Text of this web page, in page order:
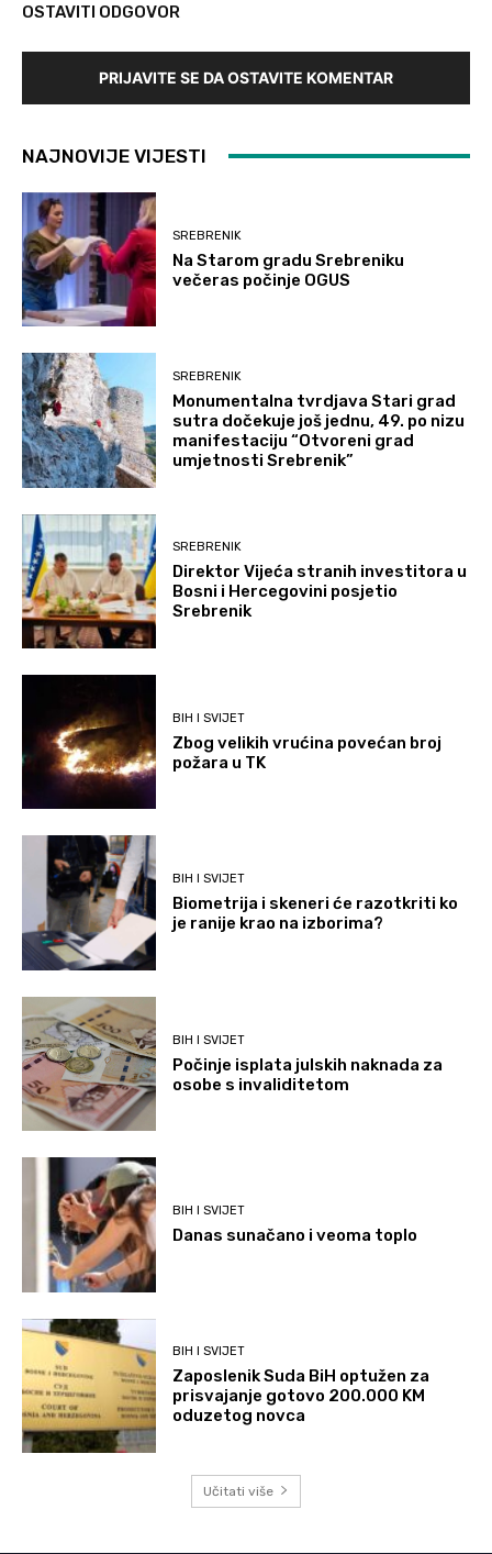
OSTAVITI ODGOVOR
PRIJAVITE SE DA OSTAVITE KOMENTAR
NAJNOVIJE VIJESTI
SREBRENIK
Na Starom gradu Srebreniku
večeras počinje OGUS
SREBRENIK
Monumentalna tvrdjava Stari grad
sutra dočekuje još jednu, 49. po nizu
manifestaciju “Otvoreni grad
umjetnosti Srebrenik”
SREBRENIK
Direktor Vijeća stranih investitora u
Bosni i Hercegovini posjetio
Srebrenik
BIH I SVIJET
Zbog velikih vrućina povećan broj
požara u TK
BIH I SVIJET
Biometrija i skeneri će razotkriti ko
je ranije krao na izborima?
BIH I SVIJET
Počinje isplata julskih naknada za
osobe s invaliditetom
BIH I SVIJET
Danas sunačano i veoma toplo
BIH I SVIJET
Zaposlenik Suda BiH optužen za
prisvajanje gotovo 200.000 KM
oduzetog novca
Učitati više